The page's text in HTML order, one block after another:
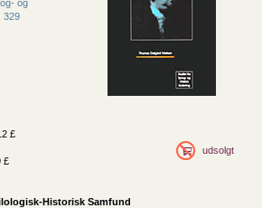
og
329
£
£
udsolgt
Historisk Samfund